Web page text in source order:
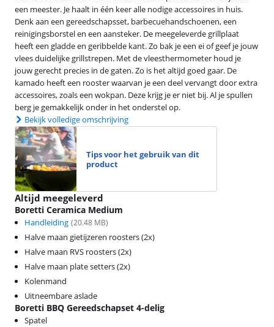
een meester. Je haalt in één keer alle nodige accessoires in huis.
Denk aan een gereedschapsset, barbecuehandschoenen, een
reinigingsborstel en een aansteker. De meegeleverde grillplaat
heeft een gladde en geribbelde kant. Zo bak je een ei of geef je jouw
vlees duidelijke grillstrepen. Met de vleesthermometer houd je
jouw gerecht precies in de gaten. Zo is het altijd goed gaar. De
kamado heeft een rooster waarvan je een deel vervangt door extra
accessoires, zoals een wokpan. Deze krijg je er niet bij. Al je spullen
berg je gemakkelijk onder in het onderstel op.
Bekijk volledige omschrijving
Tips voor het gebruik van dit
product
Altijd meegeleverd
Boretti Ceramica Medium
Handleiding (20.48 MB)
Halve maan gietijzeren roosters (2x)
Halve maan RVS roosters (2x)
Halve maan plate setters (2x)
Kolenmand
Uitneembare aslade
Boretti BBQ Gereedschapset 4-delig
Spatel